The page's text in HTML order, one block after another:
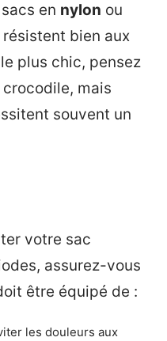
en nylon ou
bien aux
plus chic, pensez
mais
souvent un
votre sac
assurez-vous
être équipé de :
les douleurs aux